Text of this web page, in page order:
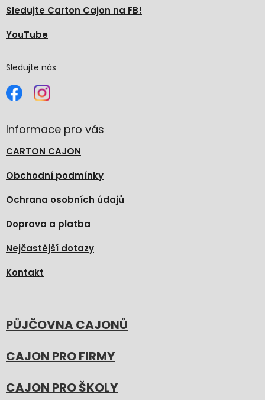
Sledujte Carton Cajon na FB!
YouTube
Sledujte nás
Informace pro vás
CARTON CAJON
Obchodní podmínky
Ochrana osobních údajů
Doprava a platba
Nejčastější dotazy
Kontakt
PŮJČOVNA CAJONŮ
CAJON PRO FIRMY
CAJON PRO ŠKOLY